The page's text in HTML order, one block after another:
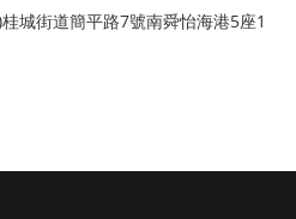
城街道簡平路7號南舜怡海港5座1